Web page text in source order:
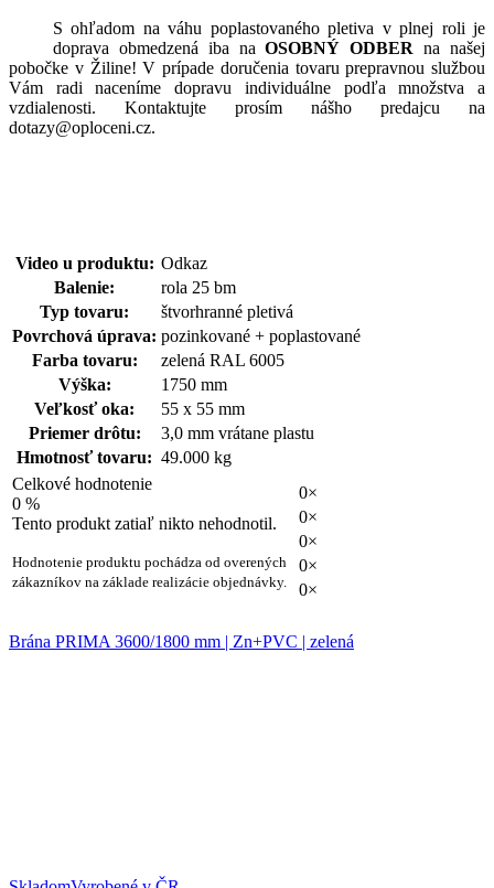
S ohľadom na váhu poplastovaného pletiva v plnej roli je
doprava obmedzená iba naOSOBNÝ ODBER na našej
pobočke v Žiline! V prípade doručenia tovaru prepravnou službou
Vám radi naceníme dopravu individuálne podľa množstva a
vzdialenosti. Kontaktujte prosím nášho predajcu na
dotazy@oploceni.cz.
Video u produktu: Odkaz
Balenie:
rola 25 bm
Typ tovaru:
štvorhranné pletivá
Povrchová úprava: pozinkované + poplastované
Farba tovaru:
zelená RAL 6005
Výška:
1750 mm
Veľkosť oka:
55 x 55 mm
Priemer drôtu:
3,0 mm vrátane plastu
Hmotnosť tovaru: 49.000 kg
Celkové hodnotenie
0 %
Tento produkt zatiaľ nikto nehodnotil.
Hodnotenie produktu pochádza od overených
zákazníkov na základe realizácie objednávky.
0×
0×
0×
0×
0×
Brána PRIMA 3600/1800 mm | Zn+PVC | zelená